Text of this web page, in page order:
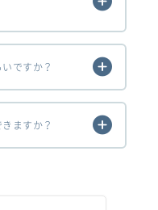
ですか？
ますか？